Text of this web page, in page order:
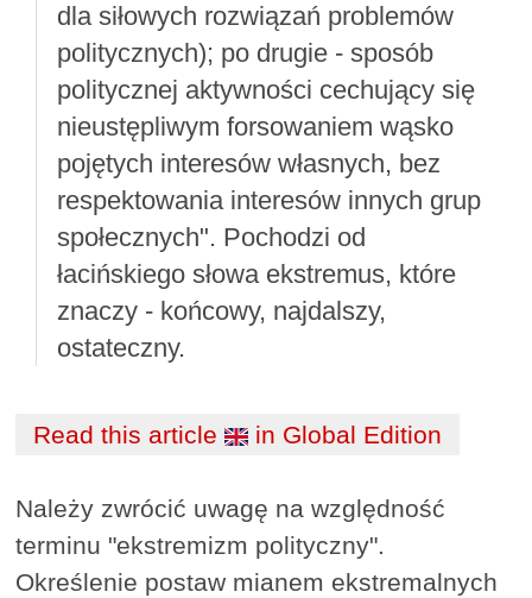
dla siłowych rozwiązań problemów
politycznych); po drugie - sposób
politycznej aktywności cechujący się
nieustępliwym forsowaniem wąsko
pojętych interesów własnych, bez
respektowania interesów innych grup
społecznych". Pochodzi od
łacińskiego słowa ekstremus, które
znaczy - końcowy, najdalszy,
ostateczny.
Read this article in Global Edition
Należy zwrócić uwagę na względność
terminu "ekstremizm polityczny".
Określenie postaw mianem ekstremalnych